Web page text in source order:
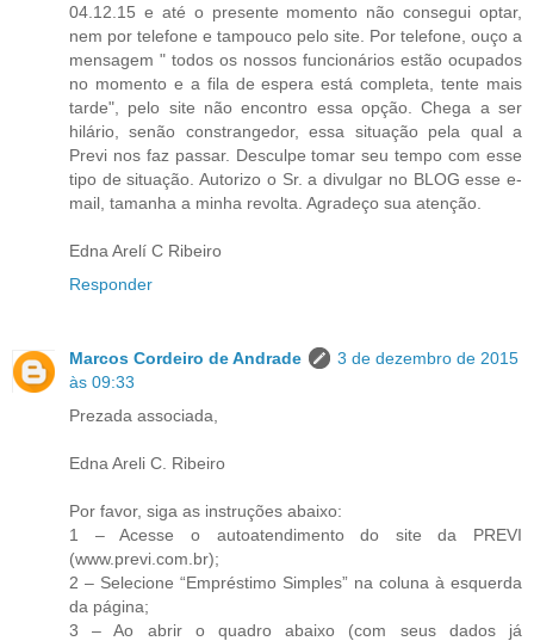
04.12.15 e até o presente momento não consegui optar,
nem por telefone e tampouco pelo site. Por telefone, ouço a
mensagem " todos os nossos funcionários estão ocupados
no momento e a fila de espera está completa, tente mais
tarde", pelo site não encontro essa opção. Chega a ser
hilário, senão constrangedor, essa situação pela qual a
Previ nos faz passar. Desculpe tomar seu tempo com esse
tipo de situação. Autorizo o Sr. a divulgar no BLOG esse e-
mail, tamanha a minha revolta. Agradeço sua atenção.
Edna Arelí C Ribeiro
Responder
Marcos Cordeiro de Andrade
3 de dezembro de 2015
às 09:33
Prezada associada,
Edna Areli C. Ribeiro
Por favor, siga as instruções abaixo:
1 – Acesse o autoatendimento do site da PREVI
(www.previ.com.br);
2 – Selecione “Empréstimo Simples” na coluna à esquerda
da página;
3 – Ao abrir o quadro abaixo (com seus dados já